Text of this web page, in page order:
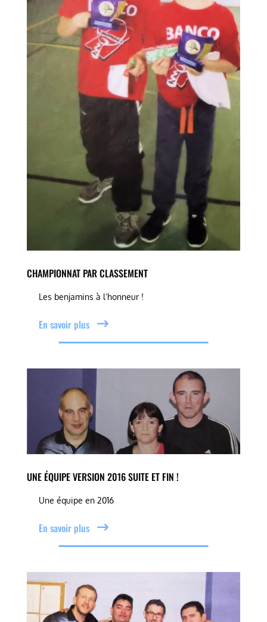
CHAMPIONNAT PAR CLASSEMENT
Les benjamins à l’honneur !
En savoir plus
UNE ÉQUIPE VERSION 2016 SUITE ET FIN !
Une équipe en 2016
En savoir plus